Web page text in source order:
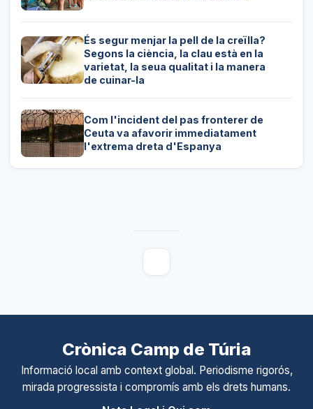
És segur menjar la pell de la creïlla?
Segons la ciència, la clau està en la
varietat, la seua qualitat i la manera
de cuinar-la
Com l'incident del pas fronterer de
Ceuta va afavorir immediatament
l'extrema dreta d'Espanya
Crònica Camp de Túria
Informació local amb context global. Periodisme rigorós,
mirada progressista i compromís amb els drets humans.